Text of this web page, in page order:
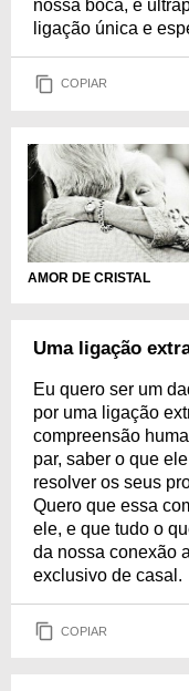
nossa boca, e
ligação única e
COPIAR
AMOR DE CRISTAL
Uma ligação
Eu quero ser um
por uma ligação
compreensão
par, saber o que
resolver os seus
Quero que essa
ele, e que tudo o
da nossa conexão
exclusivo de casal.
COPIAR